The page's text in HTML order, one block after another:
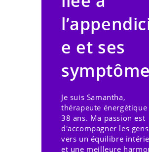
e et ses
Je suis Samantha,
thérapeute énergétique
38 ans. Ma passion est
d'accompagner les gens
vers un équilibre
et une meilleure